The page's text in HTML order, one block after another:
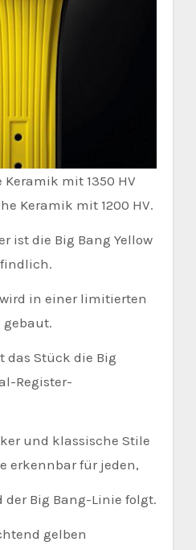
mit 1350 HV
Keramik mit 1200 HV.
die Big Bang Yellow
in einer limitierten
gebaut.
Stück die Big
Register-
und klassische Stile
erkennbar für jeden,
Big Bang-Linie folgt.
gelben